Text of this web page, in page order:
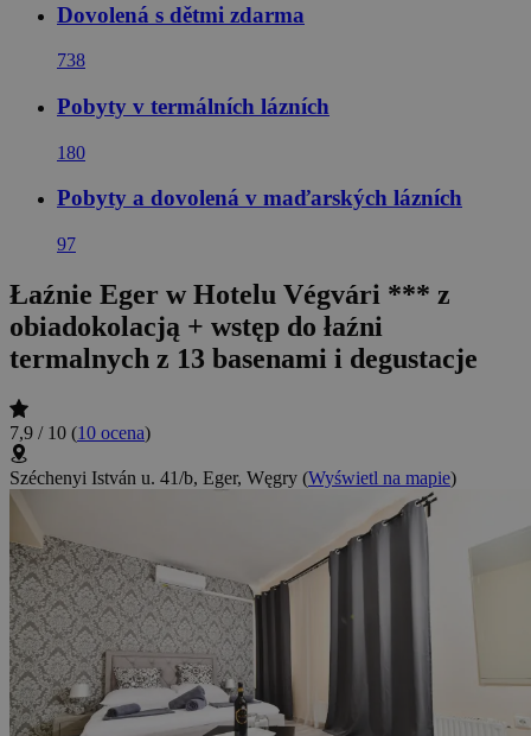
Dovolená s dětmi zdarma
738
Pobyty v termálních lázních
180
Pobyty a dovolená v maďarských lázních
97
Łaźnie Eger w Hotelu Végvári *** z
obiadokolacją + wstęp do łaźni
termalnych z 13 basenami i degustacje
7,9 / 10 (10 ocena)
Széchenyi István u. 41/b, Eger, Węgry (Wyświetl na mapie)